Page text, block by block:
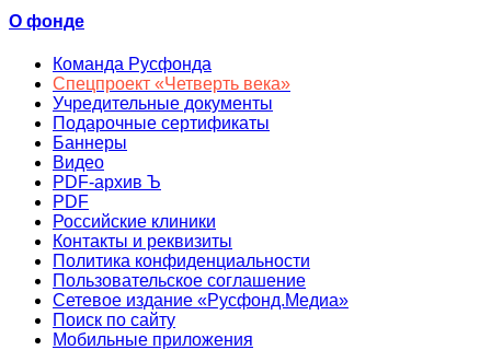
О фонде
Команда Русфонда
Спецпроект «Четверть века»
Учредительные документы
Подарочные сертификаты
Баннеры
Видео
PDF-архив Ъ
PDF
Российские клиники
Контакты и реквизиты
Политика конфиденциальности
Пользовательское соглашение
Сетевое издание «Русфонд.Медиа»
Поиск по сайту
Мобильные приложения